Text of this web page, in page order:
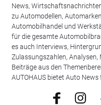
News,
zu Automodellen,
Automobilhandel und
für die gesamte
es auch Interviews,
Zulassungszahlen,
Beiträge aus den
AUTOHAUS bietet Auto